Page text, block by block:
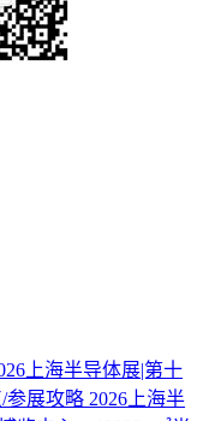
上海半导体展|第十
参展攻略 2026上海半